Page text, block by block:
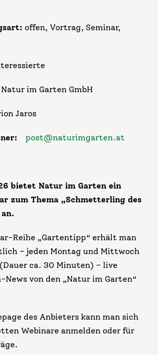
offen, Vortrag, Seminar,
Natur im Garten GmbH
Jaros
post@naturimgarten.at
bietet Natur im Garten ein
zum Thema „Schmetterling des
.
Reihe „Gartentipp“ erhält man
– jeden Montag und Mittwoch
ca. 30 Minuten) – live
v​​on den „Natur im Garten“
des Anbieters kann man sich
Webinare anmelden oder für